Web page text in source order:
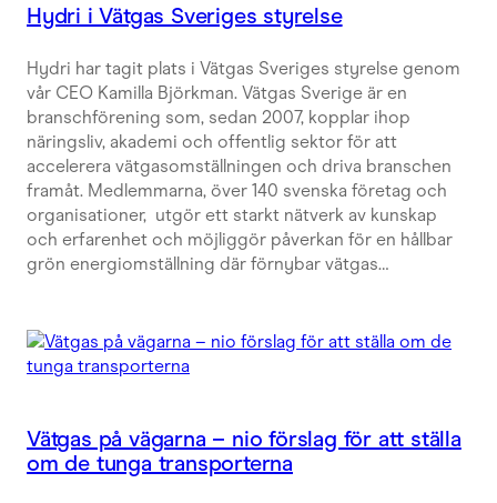
Hydri i Vätgas Sveriges styrelse
Hydri har tagit plats i Vätgas Sveriges styrelse genom
vår CEO Kamilla Björkman. Vätgas Sverige är en
branschförening som, sedan 2007, kopplar ihop
näringsliv, akademi och offentlig sektor för att
accelerera vätgasomställningen och driva branschen
framåt. Medlemmarna, över 140 svenska företag och
organisationer, utgör ett starkt nätverk av kunskap
och erfarenhet och möjliggör påverkan för en hållbar
grön energiomställning där förnybar vätgas…
Vätgas på vägarna – nio förslag för att ställa
om de tunga transporterna